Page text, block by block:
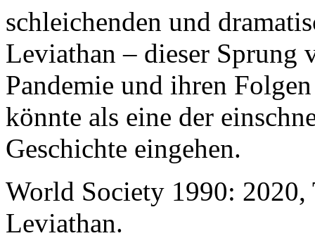
schleichenden und
Leviathan – dieser Sprung
Pandemie und ihren
könnte als eine der
Geschichte eingehen.
World Society 1990: 2020,
Leviathan.